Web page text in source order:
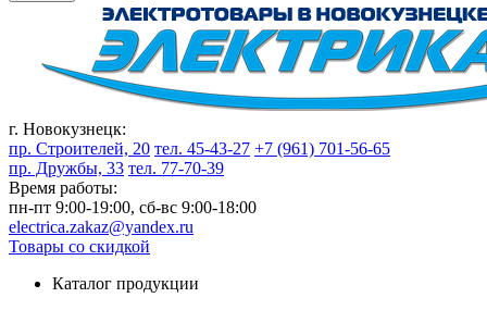
г. Новокузнецк:
пр. Строителей, 20 тел. 45-43-27 +7 (961) 701-56-65
пр. Дружбы, 33 тел. 77-70-39
Время работы:
пн-пт 9:00-19:00, сб-вс 9:00-18:00
electrica.zakaz@yandex.ru
Товары со скидкой
Каталог продукции